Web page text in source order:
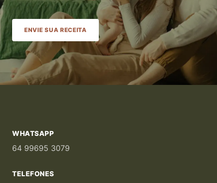
ENVIE SUA RECEITA
WHATSAPP
64 99695 3079
TELEFONES